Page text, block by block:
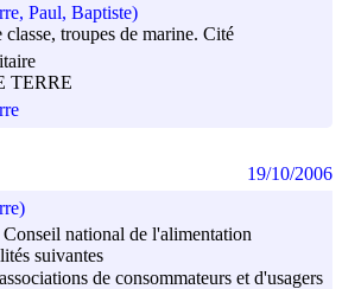
Paul, Baptiste)
classe, troupes de marine. Cité
TERRE
Conseil national de l'alimentation
suivantes
de consommateurs et d'usagers
19/10/2006